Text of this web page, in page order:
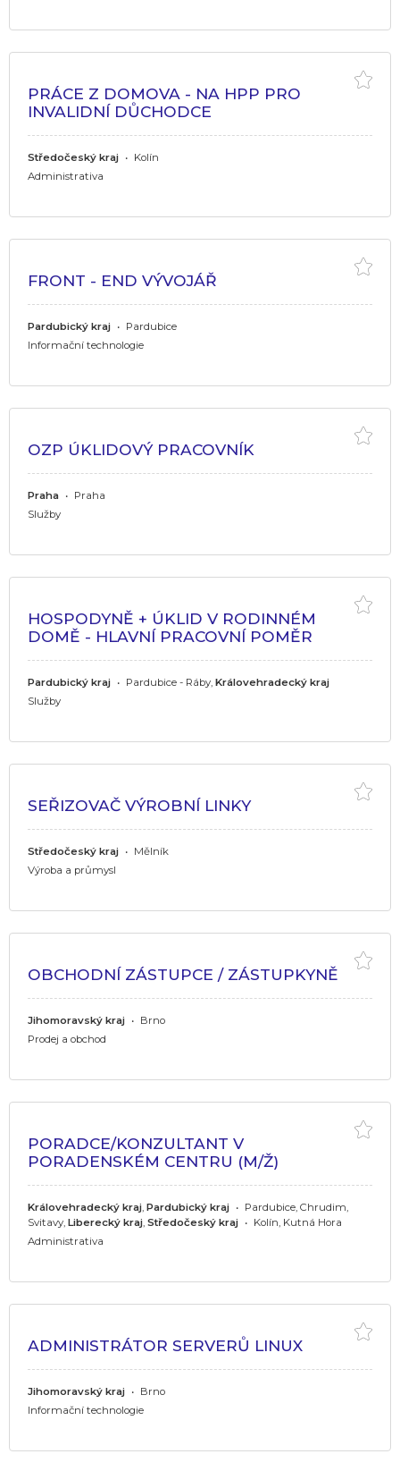
PRÁCE Z DOMOVA - NA HPP PRO
INVALIDNÍ DŮCHODCE
Středočeský kraj • Kolín
Administrativa
FRONT - END VÝVOJÁŘ
Pardubický kraj • Pardubice
Informační technologie
OZP ÚKLIDOVÝ PRACOVNÍK
Praha • Praha
Služby
HOSPODYNĚ + ÚKLID V RODINNÉM
DOMĚ - HLAVNÍ PRACOVNÍ POMĚR
Pardubický kraj • Pardubice - Ráby, Královehradecký kraj
Služby
SEŘIZOVAČ VÝROBNÍ LINKY
Středočeský kraj • Mělník
Výroba a průmysl
OBCHODNÍ ZÁSTUPCE / ZÁSTUPKYNĚ
Jihomoravský kraj • Brno
Prodej a obchod
PORADCE/KONZULTANT V
PORADENSKÉM CENTRU (M/Ž)
Královehradecký kraj Pardubický kraj • Pardubice, Chrudim,
Svitavy, Liberecký kraj Středočeský kraj • Kolín, Kutná Hora
Administrativa
ADMINISTRÁTOR SERVERŮ LINUX
Jihomoravský kraj • Brno
Informační technologie